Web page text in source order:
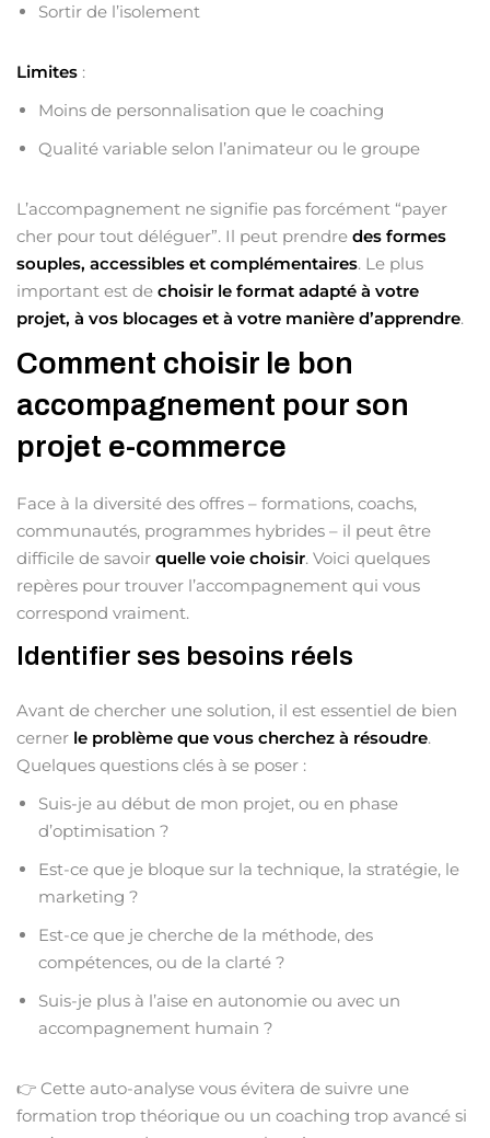
Sortir de l’isolement
Limites :
Moins de personnalisation que le coaching
Qualité variable selon l’animateur ou le groupe
L’accompagnement ne signifie pas forcément “payer
cher pour tout déléguer”. Il peut prendre des formes
souples, accessibles et complémentaires. Le plus
important est de choisir le format adapté à votre
projet, à vos blocages et à votre manière d’apprendre.
Comment choisir le bon
accompagnement pour son
projet e-commerce
Face à la diversité des offres – formations, coachs,
communautés, programmes hybrides – il peut être
difficile de savoir quelle voie choisir. Voici quelques
repères pour trouver l’accompagnement qui vous
correspond vraiment.
Identifier ses besoins réels
Avant de chercher une solution, il est essentiel de bien
cerner le problème que vous cherchez à résoudre.
Quelques questions clés à se poser :
Suis-je au début de mon projet, ou en phase
d’optimisation ?
Est-ce que je bloque sur la technique, la stratégie, le
marketing ?
Est-ce que je cherche de la méthode, des
compétences, ou de la clarté ?
Suis-je plus à l’aise en autonomie ou avec un
accompagnement humain ?
👉 Cette auto-analyse vous évitera de suivre une
formation trop théorique ou un coaching trop avancé si